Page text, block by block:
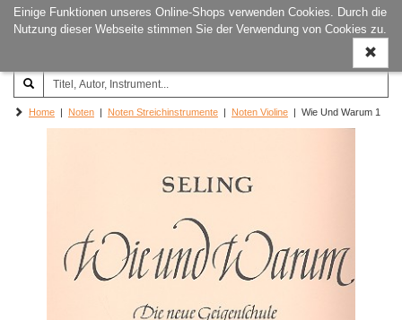
Einige Funktionen unseres Online-Shops verwenden Cookies. Durch die
Nutzung dieser Webseite stimmen Sie der Verwendung von Cookies zu.
ein-/
Joachim‐Trekel‐Musikverlag,
Hamburg
Home | Noten | Noten Streichinstrumente | Noten Violine | Wie Und Warum 1